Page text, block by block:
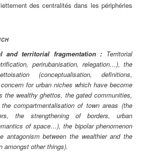
des centralités dans les périphéries
and territorial fragmentation : Territorial
perirubanisation, relegation…), the
(conceptualisation, definitions,
for urban niches which have become
the wealthy ghettos, the gated communities,
compartmentalisation of town areas (the
the strengthening of borders, urban
of space…), the bipolar phenomenon
antagonism between the wealthier and the
amongst other things).